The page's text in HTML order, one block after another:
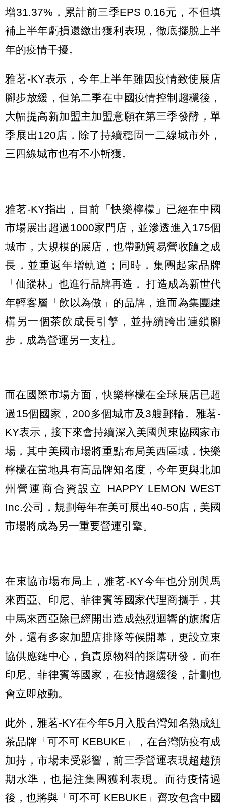
增31.37%，累計前三季EPS 0.16元，不但填
補上半年虧損還繳出獲利表現，徹底擺脫上半
年的疫情干擾。
雅茗-KY表示，今年上半年雖因疫情致使展店
腳步放緩，但第二季在中國疫情控制趨穩後，
大幅提高新加盟主加盟意願在第三季發酵，單
季展出120店，除了持續穩固一二線城市外，
三四線城市也有不小斬獲。
雅茗-KY指出，目前「快樂檸檬」已經在中國
市場展出超過1000家門店，並滲透進入175個
城市，大規模的展店，也帶動貿易營收隨之成
長，並重返年增軌道；同時，集團起家品牌
「仙蹤林」也進行品牌再造， 打造成為新世代
年輕客層「飲以為傲」的品牌，進而為集團建
構另一個茶飲成長引擎，並持續跨出連鎖腳
步，成為營運另一支柱。
而在國際市場方面，快樂檸檬在全球展店已超
過15個國家，200多個城市及3艘郵輪。雅茗-
KY表示，接下來會持續深入美國與東協國家市
場，其中美國市場將重點布局美西區域，快樂
檸檬在當地具有高品牌知名度，今年更與北加
州營運商合資設立 HAPPY LEMON WEST
Inc.公司，規劃每年在美可展出40-50店，美國
市場將成為另一重要營運引擎。
在東協市場布局上，雅茗-KY今年也分別與馬
來西亞、印尼、菲律賓等國家代理商攜手，其
中馬來西亞除已經開出造成熱烈迴響的旗艦店
外，還有多家加盟店排隊等候開幕，更設立東
協供應鏈中心，負責原物料的採購研發，而在
印尼、菲律賓等國家，在疫情趨緩後，計劃也
會立即啟動。
此外，雅茗-KY在今年5月入股台灣知名熟成紅
茶品牌「可不可 KEBUKE」，在台灣防疫有成
加持，市場未受影響，前三季營運表現超越預
期水準，也挹注集團獲利表現。而待疫情過
後，也將與「可不可 KEBUKE」齊攻包含中國